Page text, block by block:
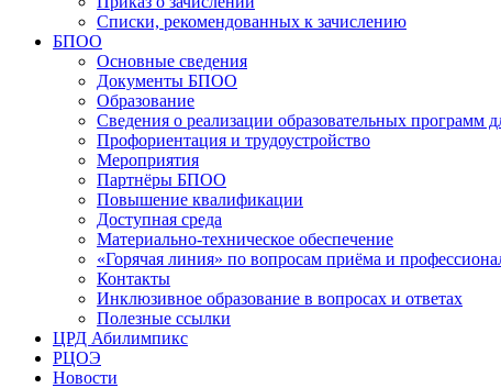
Списки, рекомендованных к зачислению
БПОО
Основные сведения
Документы БПОО
Образование
Сведения о реализации образовательных
Профориентация и трудоустройство
Мероприятия
Партнёры БПОО
Повышение квалификации
Доступная среда
Материально-техническое обеспечение
«Горячая линия» по вопросам приёма и
Контакты
Инклюзивное образование в вопросах и ответах
Полезные ссылки
ЦРД Абилимпикс
РЦОЭ
Новости